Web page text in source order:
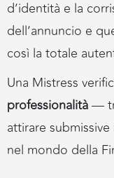
d’identità e la
dell’annuncio e
così la totale
Una Mistress
professionalità—
attirare
nel mondo della